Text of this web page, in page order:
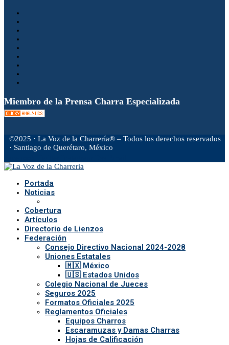
Miembro de la Prensa Charra Especializada
©2025 · La Voz de la Charrería® – Todos los derechos reservados
· Santiago de Querétaro, México
Portada
Noticias
Cobertura
Artículos
Directorio de Lienzos
Federación
Consejo Directivo Nacional 2024-2028
Uniones Estatales
🇲🇽 México
🇺🇸 Estados Unidos
Colegio Nacional de Jueces
Seguros 2025
Formatos Oficiales 2025
Reglamentos Oficiales
Equipos Charros
Escaramuzas y Damas Charras
Hojas de Calificación